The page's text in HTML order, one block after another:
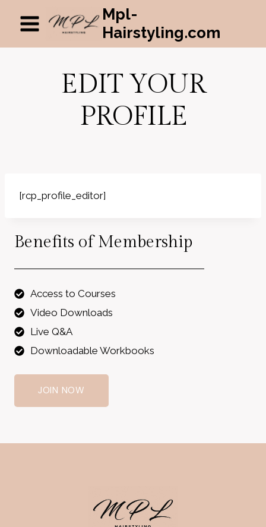
Mpl-
Hairstyling.com
EDIT YOUR
PROFILE
[rcp_profile_editor]
Benefits of Membership
Access to Courses
Video Downloads
Live Q&A
Downloadable Workbooks
JOIN NOW